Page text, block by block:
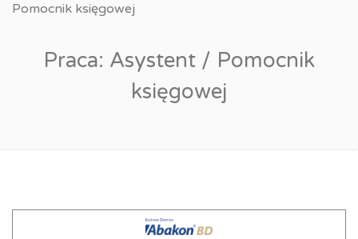
Pomocnik księgowej
Praca: Asystent / Pomocnik
księgowej